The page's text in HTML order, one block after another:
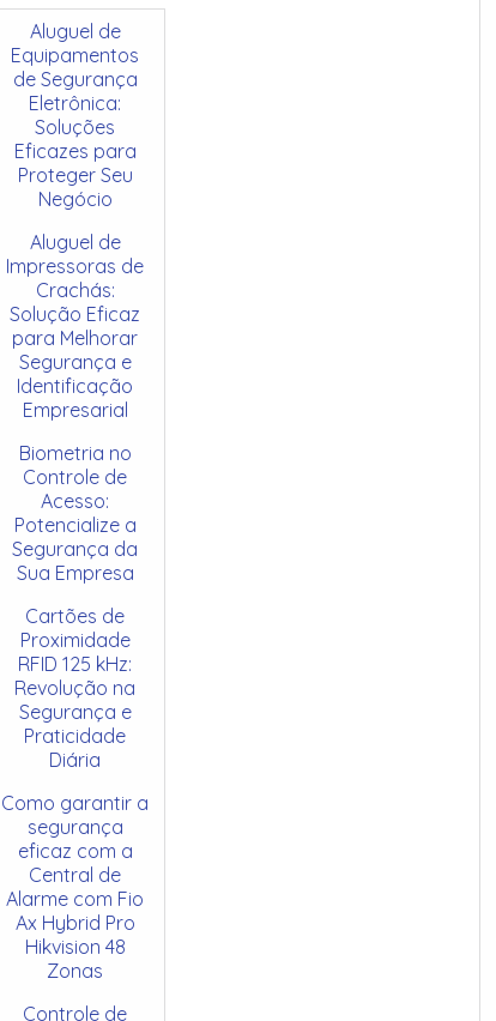
Aluguel de
Equipamentos
de Segurança
Eletrônica:
Soluções
Eficazes para
Proteger Seu
Negócio
Aluguel de
Impressoras de
Crachás:
Solução Eficaz
para Melhorar
Segurança e
Identificação
Empresarial
Biometria no
Controle de
Acesso:
Potencialize a
Segurança da
Sua Empresa
Cartões de
Proximidade
RFID 125 kHz:
Revolução na
Segurança e
Praticidade
Diária
Como garantir a
segurança
eficaz com a
Central de
Alarme com Fio
Ax Hybrid Pro
Hikvision 48
Zonas
Controle de